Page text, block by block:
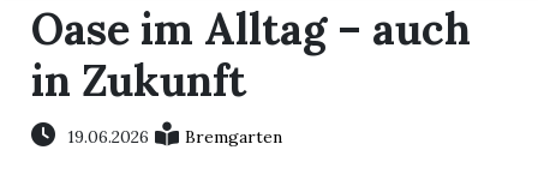
Immobilien
Veranstaltungen
Oase im Alltag – auch
in Zukunft
19.06.2026 Bremgarten